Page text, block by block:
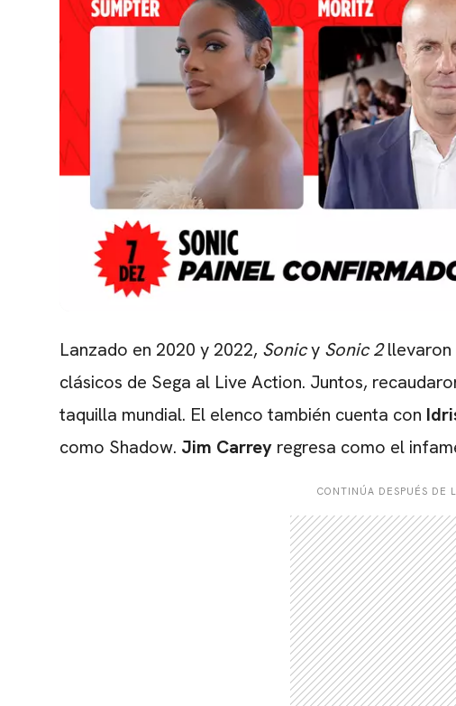
Lanzado en 2020 y 2022, Sonicy Sonic 2llevaron
clásicos de Sega al Live Action. Juntos,
taquilla mundial. El elenco también cuenta con
como Shadow. Jim Carrey regresa como el
CONTINÚA DESPUÉS DE